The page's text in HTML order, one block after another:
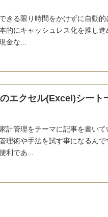
きる限り時間をかけずに自動
的にキャッシュレス化を推し
金な...
エクセル(Excel)シート
計管理をテーマに記事を書い
理術や手法を試す事になるん
利であ...